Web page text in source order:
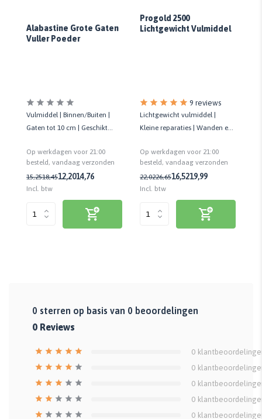
Alabastine Grote Gaten
Vuller Poeder
Vulmiddel | Binnen/Buiten |
Gaten tot 10 cm | Geschikt
Op werkdagen voor 21:00
besteld, vandaag verzonden
15,2518,4512,2014,76
Incl. btw
Progold 2500
Lichtgewicht Vulmiddel
9 reviews
Lichtgewicht vulmiddel |
Kleine reparaties | Wanden en
Op werkdagen voor 21:00
besteld, vandaag verzonden
22,0226,6516,5219,99
Incl. btw
0 sterren op basis van 0 beoordelingen
0 Reviews
0
0
0
0
0